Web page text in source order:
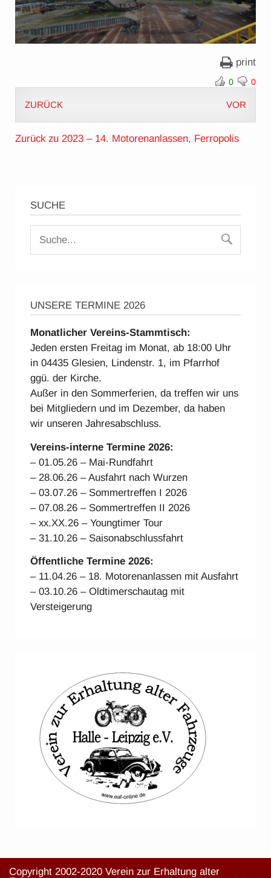
print
0 0
ZURÜCK VOR
Zurück zu 2023 – 14. Motorenanlassen, Ferropolis
SUCHE
UNSERE TERMINE 2026
Monatlicher Vereins-Stammtisch:
Jeden ersten Freitag im Monat, ab 18:00 Uhr
in 04435 Glesien, Lindenstr. 1, im Pfarrhof
ggü. der Kirche.
Außer in den Sommerferien, da treffen wir uns
bei Mitgliedern und im Dezember, da haben
wir unseren Jahresabschluss.
Vereins-interne Termine 2026:
– 01.05.26 – Mai-Rundfahrt
– 28.06.26 – Ausfahrt nach Wurzen
– 03.07.26 – Sommertreffen I 2026
– 07.08.26 – Sommertreffen II 2026
– xx.XX.26 – Youngtimer Tour
– 31.10.26 – Saisonabschlussfahrt
Öffentliche Termine 2026:
– 11.04.26 – 18. Motorenanlassen mit Ausfahrt
– 03.10.26 – Oldtimerschautag mit
Versteigerung
Copyright 2002-2020 Verein zur Erhaltung alter